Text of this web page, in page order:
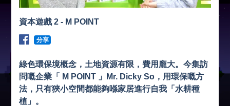
資本遊戲 2 - M POINT
分享
綠色環保境概念，土地資源有限，費用龐大。今集訪
問嘅企業「 M POINT 」Mr. Dicky So，用環保嘅方
法，只有狹小空間都能夠喺家居進行自我「水耕種
植」。